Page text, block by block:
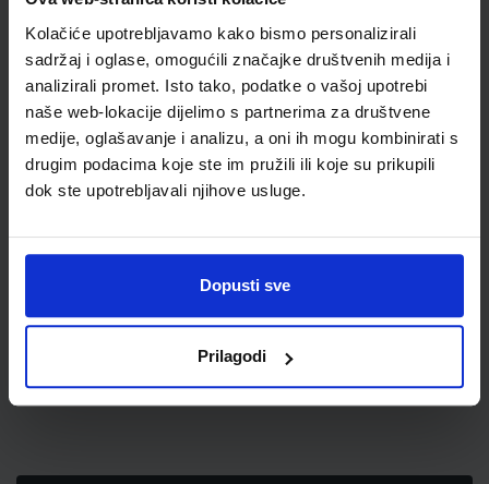
Kolačiće upotrebljavamo kako bismo personalizirali
sadržaj i oglase, omogućili značajke društvenih medija i
analizirali promet. Isto tako, podatke o vašoj upotrebi
naše web-lokacije dijelimo s partnerima za društvene
medije, oglašavanje i analizu, a oni ih mogu kombinirati s
drugim podacima koje ste im pružili ili koje su prikupili
dok ste upotrebljavali njihove usluge.
Dopusti sve
Prilagodi
1,20 €